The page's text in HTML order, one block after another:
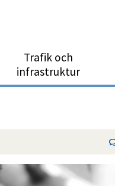
Trafik och
infrastruktur